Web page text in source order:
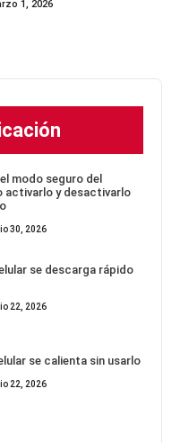
1, 2026
modo seguro del
activarlo y desactivarlo
30, 2026
se descarga rápido
22, 2026
se calienta sin usarlo
22, 2026